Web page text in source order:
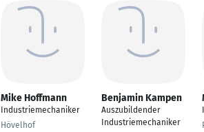
Mike Hoffmann
Industriemechaniker
Hövelhof
Benjamin Kampen
Auszubildender
Industriemechaniker